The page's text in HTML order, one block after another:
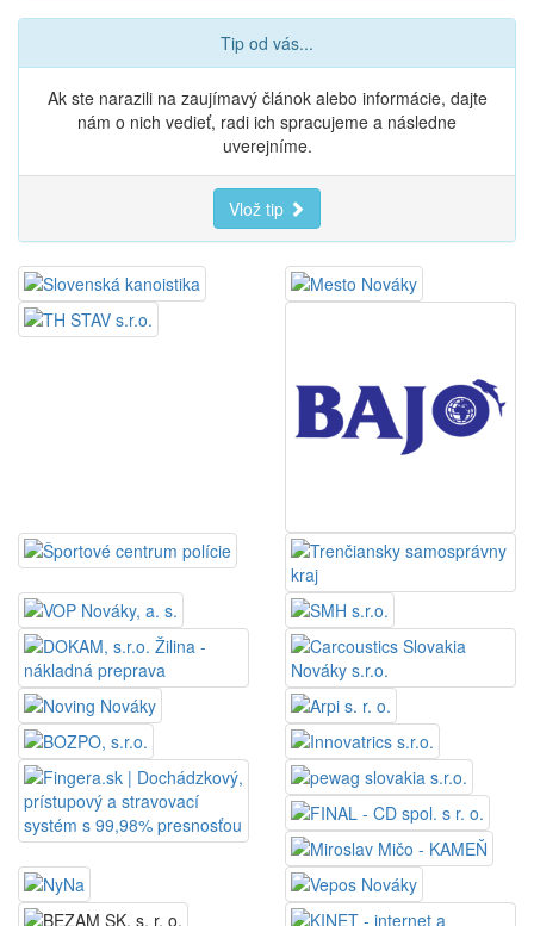
Tip od vás...
Ak ste narazili na zaujímavý článok alebo informácie, dajte
nám o nich vedieť, radi ich spracujeme a následne
uverejníme.
Vlož tip